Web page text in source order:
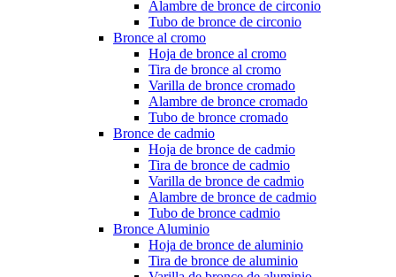
Alambre de bronce de circonio
Tubo de bronce de circonio
Bronce al cromo
Hoja de bronce al cromo
Tira de bronce al cromo
Varilla de bronce cromado
Alambre de bronce cromado
Tubo de bronce cromado
Bronce de cadmio
Hoja de bronce de cadmio
Tira de bronce de cadmio
Varilla de bronce de cadmio
Alambre de bronce de cadmio
Tubo de bronce cadmio
Bronce Aluminio
Hoja de bronce de aluminio
Tira de bronce de aluminio